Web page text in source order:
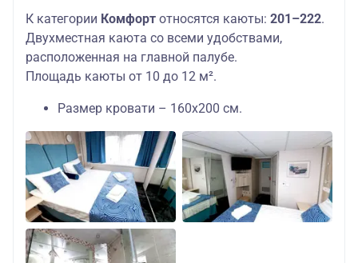
К категории Комфорт относятся каюты: 201–222.
Двухместная каюта со всеми удобствами,
расположенная на главной палубе.
Площадь каюты от 10 до 12 м².
Размер кровати – 160х200 см.